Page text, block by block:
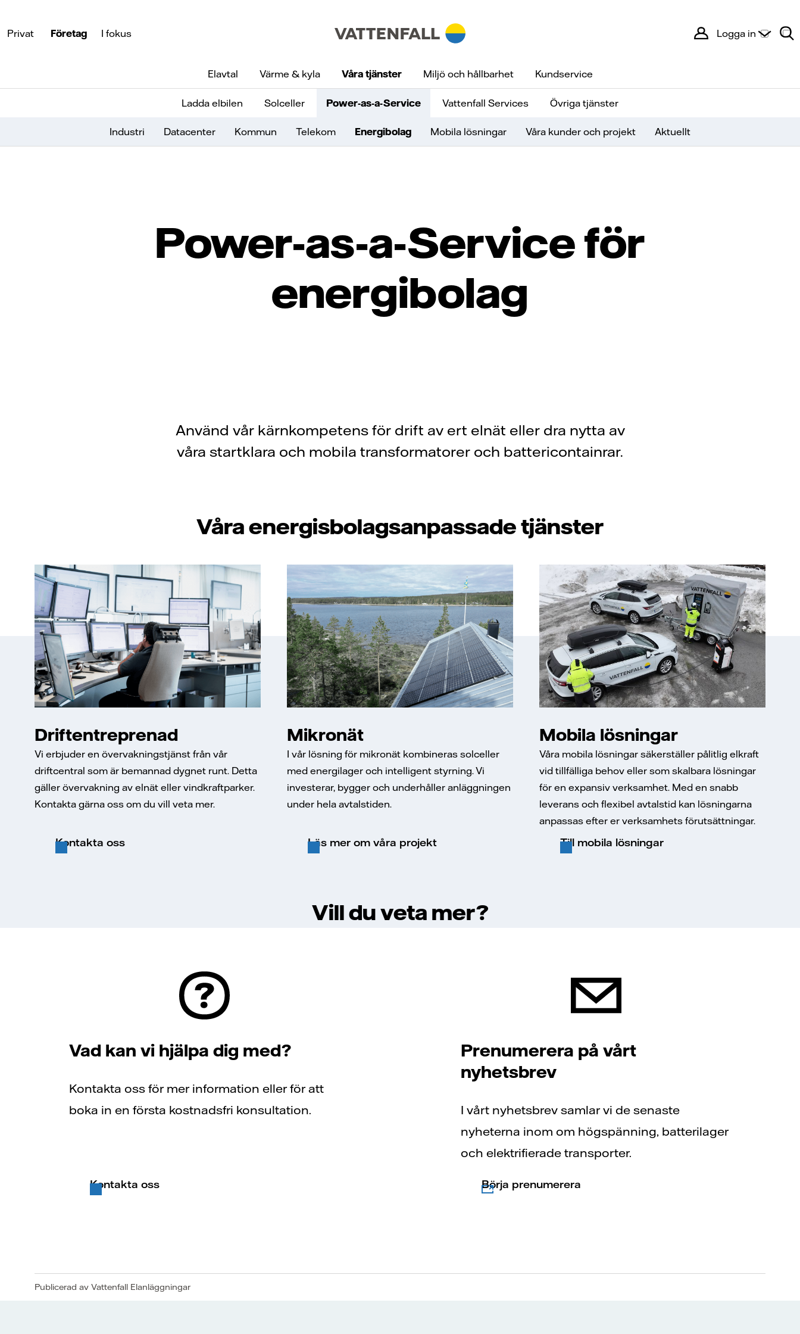
Privat Företag I fokus Logga in
Elavtal Värme & kyla Våra tjänster Miljö och hållbarhet Kundservice
Ladda elbilen Solceller Power-as-a-Service Vattenfall Services Övriga tjänster
Industri Datacenter Kommun Telekom Energibolag Mobila lösningar Våra kunder och projekt Aktuellt
Power-as-a-Service för
energibolag
Använd vår kärnkompetens för drift av ert elnät eller dra nytta av
våra startklara och mobila transformatorer och battericontainrar.
Våra energisbolagsanpassade tjänster
Driftentreprenad
Vi erbjuder en övervakningstjänst från vår
driftcentral som är bemannad dygnet runt. Detta
gäller övervakning av elnät eller vindkraftparker.
Kontakta gärna oss om du vill veta mer.
Kontakta oss
Mikronät
I vår lösning för mikronät kombineras solceller
med energilager och intelligent styrning. Vi
investerar, bygger och underhåller anläggningen
under hela avtalstiden.
Läs mer om våra projekt
Mobila lösningar
Våra mobila lösningar säkerställer pålitlig elkraft
vid tillfälliga behov eller som skalbara lösningar
för en expansiv verksamhet. Med en snabb
leverans och flexibel avtalstid kan lösningarna
anpassas efter er verksamhets förutsättningar.
Till mobila lösningar
Vill du veta mer?
Vad kan vi hjälpa dig med?
Kontakta oss för mer information eller för att
boka in en första kostnadsfri konsultation.
Kontakta oss
Prenumerera på vårt
nyhetsbrev
I vårt nyhetsbrev samlar vi de senaste
nyheterna inom om högspänning, batterilager
och elektrifierade transporter.
Börja prenumerera
Publicerad av Vattenfall Elanläggningar